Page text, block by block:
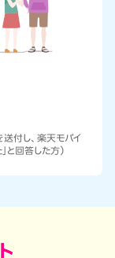
付し、楽天モバイ
と回答した方）